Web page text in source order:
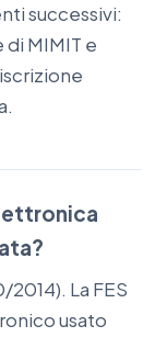
successivi:
MIMIT e
2014). La FES
usato